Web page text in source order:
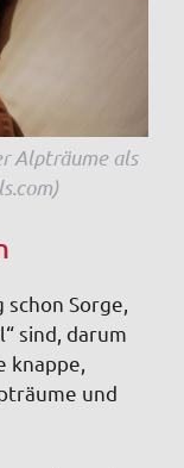
Alpträume als
Sorge,
sind, darum
knappe,
und